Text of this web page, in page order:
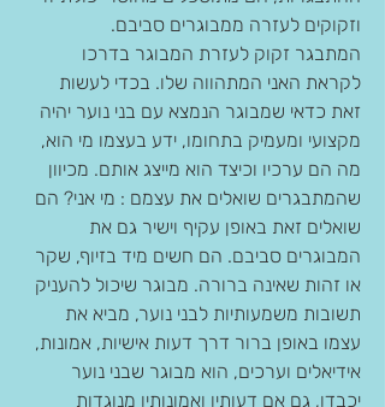
וזקוקים לעזרה ממבוגרים סביבם.
המתבגר זקוק לעזרת המבוגר בדרכו
לקראת האני המתהווה שלו. בכדי לעשות
זאת כדאי שמבוגר הנמצא עם בני נוער יהיה
מקצועי ומעמיק בתחומו, ידע בעצמו מי הוא,
מה הם ערכיו וכיצד הוא מייצג אותם. מכיוון
שהמתבגרים שואלים את עצמם : מי אני? הם
שואלים זאת באופן עקיף וישיר גם את
המבוגרים סביבם. הם חשים מיד בזיוף, שקר
או זהות שאינה ברורה. מבוגר שיכול להעניק
תשובות משמעותיות לבני נוער, מביא את
עצמו באופן ברור דרך דעות אישיות, אמונות,
אידיאלים וערכים, הוא מבוגר שבני נוער
יכבדו, גם אם דעותיו ואמונותיו מנוגדות